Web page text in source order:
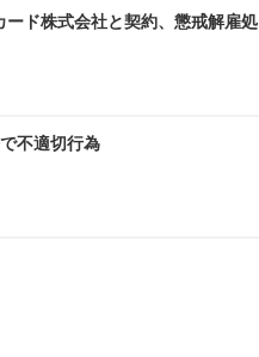
ド株式会社と契約、懲戒解雇処
不適切行為